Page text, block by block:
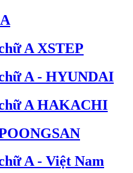
A XSTEP
A - HYUNDAI
A HAKACHI
A - Việt Nam